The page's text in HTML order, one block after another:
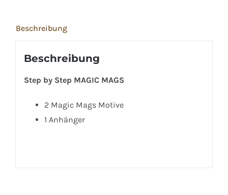
Beschreibung
Beschreibung
Step by Step MAGIC MAGS
2 Magic Mags Motive
1 Anhänger